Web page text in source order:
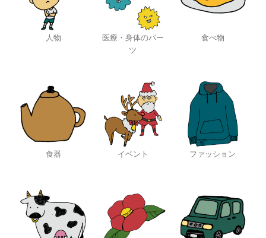
人物
医療・身体のパー
ツ
食べ物
食器 イベント ファッション